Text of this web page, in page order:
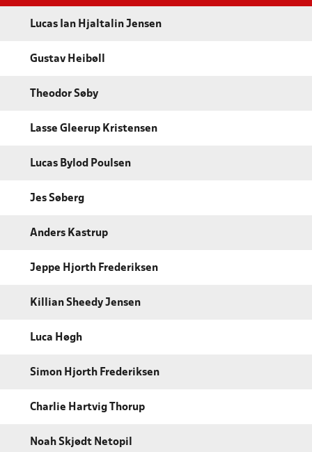
Lucas Ian Hjaltalin Jensen
Gustav Heibøll
Theodor Søby
Lasse Gleerup Kristensen
Lucas Bylod Poulsen
Jes Søberg
Anders Kastrup
Jeppe Hjorth Frederiksen
Killian Sheedy Jensen
Luca Høgh
Simon Hjorth Frederiksen
Charlie Hartvig Thorup
Noah Skjødt Netopil